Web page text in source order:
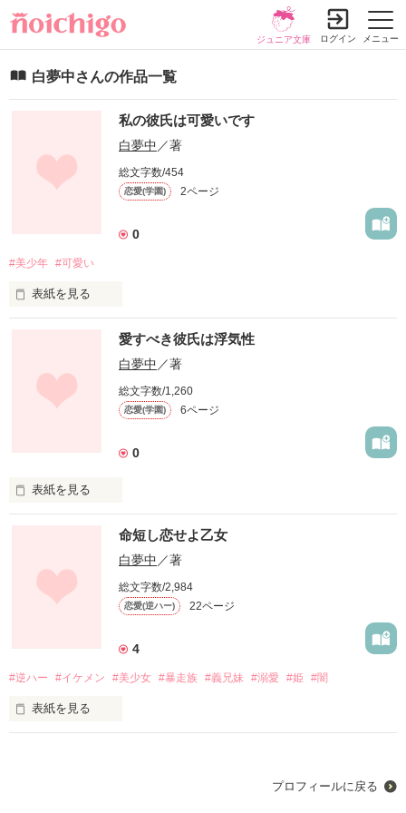
メニュー
ジュニア文庫 ログイン
白夢中さんの作品一覧
私の彼氏は可愛いです
白夢中 ／著
総文字数/454
恋愛(学園) 2ページ
0
#美少年 #可愛い
表紙を見る
ミルクティー色でふわふわの髪
まつ毛は長く、その瞳の色は茶色
肌は、すべすべで凄く白い
そんな"彼"の彼女が私でいいの！？
作品を読む
愛すべき彼氏は浮気性
白夢中 ／著
総文字数/1,260
恋愛(学園) 6ページ
0
表紙を見る
のとんでもないやつだった
貴方は、私を好きにならない。でも、私は大好きです。
命短し恋せよ乙女
白夢中 ／著
総文字数/2,984
恋愛(逆ハー) 22ページ
4
#逆ハー #イケメン #美少女 #暴走族 #義兄妹 #溺愛 #姫 #闇
表紙を見る
プロフィールに戻る